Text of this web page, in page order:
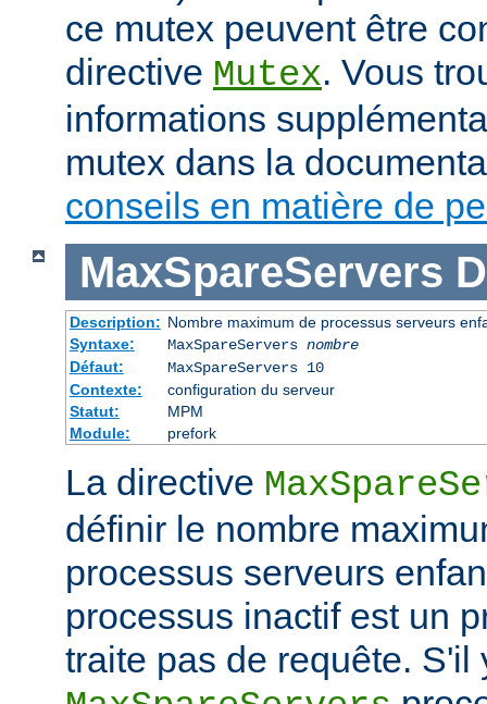
ce mutex peuvent être
directive Mutex. Vous
informations
mutex dans la
conseils en matière de
MaxSpareServers
Description: Nombre maximum de processus serveurs
Syntaxe:
MaxSpareServers nombre
Défaut:
MaxSpareServers 10
Contexte:
configuration du serveur
Statut:
MPM
Module:
prefork
La directive
définir le nombre
processus serveurs
processus inactif est un
traite pas de requête. S'il